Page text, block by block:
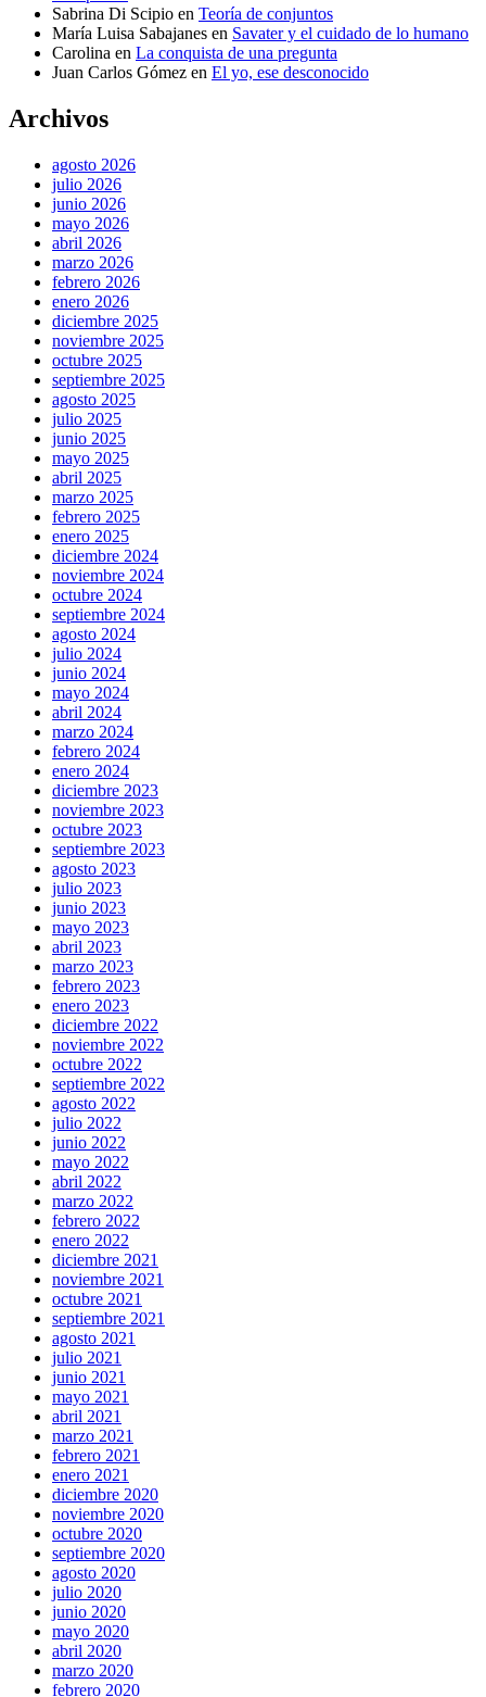
Sabrina Di Scipio en Teoría de conjuntos
María Luisa Sabajanes en Savater y el cuidado de lo humano
Carolina en La conquista de una pregunta
Juan Carlos Gómez en El yo, ese desconocido
Archivos
agosto 2026
julio 2026
junio 2026
mayo 2026
abril 2026
marzo 2026
febrero 2026
enero 2026
diciembre 2025
noviembre 2025
octubre 2025
septiembre 2025
agosto 2025
julio 2025
junio 2025
mayo 2025
abril 2025
marzo 2025
febrero 2025
enero 2025
diciembre 2024
noviembre 2024
octubre 2024
septiembre 2024
agosto 2024
julio 2024
junio 2024
mayo 2024
abril 2024
marzo 2024
febrero 2024
enero 2024
diciembre 2023
noviembre 2023
octubre 2023
septiembre 2023
agosto 2023
julio 2023
junio 2023
mayo 2023
abril 2023
marzo 2023
febrero 2023
enero 2023
diciembre 2022
noviembre 2022
octubre 2022
septiembre 2022
agosto 2022
julio 2022
junio 2022
mayo 2022
abril 2022
marzo 2022
febrero 2022
enero 2022
diciembre 2021
noviembre 2021
octubre 2021
septiembre 2021
agosto 2021
julio 2021
junio 2021
mayo 2021
abril 2021
marzo 2021
febrero 2021
enero 2021
diciembre 2020
noviembre 2020
octubre 2020
septiembre 2020
agosto 2020
julio 2020
junio 2020
mayo 2020
abril 2020
marzo 2020
febrero 2020